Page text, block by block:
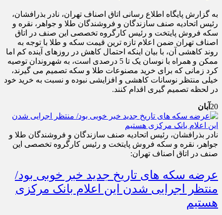
به گزارش پایگاه اطلاع رسانی اتاق اصناف تهران، نادر بذرافشان،
رئیس اتحادیه صنف سازندگان و فروشندگان طلا و جواهر، نقره و
سکه فروش پایتخت و رئیس کارگروه تخصصی این صنف در اتاق
اصناف تهران ضمن اعلام تازه ترین قیمت سکه و طلا با توجه به
روند کاهشی آن، با بیان اینکه احتمال کاهش در روزهای آینده کم اما
ممکن و همراه با نوسان یک تا 5 درصدی است، به شهروندان توصیه
کرد زمانی که برای خرید مصنوعات طلا و سکه تصمیم می گیرند،
خیلی منتظر نوسانات کاهشی و افزایشی نبوده و نسبت به خرید خود
در لحظه تصمیم گیری اقدام کنند.
20 آبان
نادر بذرافشان، رئیس اتحادیه صنف سازندگان و فروشندگان طلا و
جواهر، نقره و سکه فروش پایتخت و رئیس کارگروه تخصصی این
صنف در اتاق اصناف تهران:
عرضه سکه های تاریخ جدید خبر خوبی بود/
منتظر اجرایی شدن این اعلام بانک مرکزی
هستیم